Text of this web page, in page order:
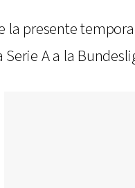
presente
A a la